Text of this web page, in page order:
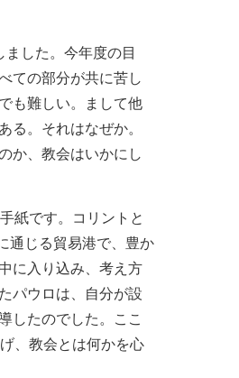
した。今年度の目
ての部分が共に苦し
も難しい。まして他
る。それはなぜか。
か、教会はいかにし
紙です。コリントと
通じる貿易港で、豊か
に入り込み、考え方
パウロは、自分が設
したのでした。ここ
、教会とは何かを心